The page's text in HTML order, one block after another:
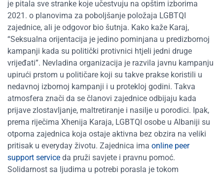
je pitala sve stranke koje učestvuju na opštim izborima
2021. o planovima za poboljšanje položaja LGBTQI
zajednice, ali je odgovor bio šutnja. Kako kaže Karaj,
“Seksualna orijentacija je jedino pominjana u predizbornoj
kampanji kada su politički protivnici htjeli jedni druge
vrijeđati”. Nevladina organizacija je razvila javnu kampanju
upirući prstom u političare koji su takve prakse koristili u
nedavnoj izbornoj kampanji i u protekloj godini. Takva
atmosfera znači da se članovi zajednice odbijaju kada
prijave zlostavljanje, maltretiranje i nasilje u porodici. Ipak,
prema riječima Xhenija Karaja, LGBTQI osobe u Albaniji su
otporna zajednica koja ostaje aktivna bez obzira na veliki
pritisak u everyday životu. Zajednica ima online peer
support service da pruži savjete i pravnu pomoć.
Solidarnost sa ljudima u potrebi porasla je tokom